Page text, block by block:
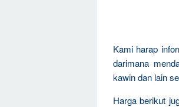
Kami harap
darimana
kawin dan lain
Harga berikut